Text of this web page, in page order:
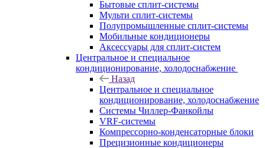
Бытовые сплит-системы
Мульти сплит-системы
Полупромышленные сплит-системы
Мобильные кондиционеры
Аксессуары для сплит-систем
Центральное и специальное
кондиционирование, холодоснабжение
Назад
Центральное и специальное
кондиционирование, холодоснабжение
Системы Чиллер-Фанкойлы
VRF-системы
Компрессорно-конденсаторные блоки
Прецизионные кондиционеры